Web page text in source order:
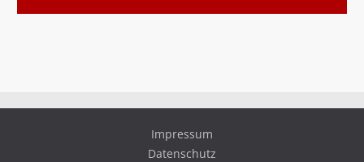
Impressum
Datenschutz